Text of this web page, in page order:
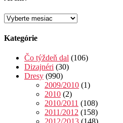
Archív
Kategórie
Čo týždeň dal (106)
Dizajnéri (30)
Dresy (990)
2009/2010 (1)
2010 (2)
2010/2011 (108)
2011/2012 (158)